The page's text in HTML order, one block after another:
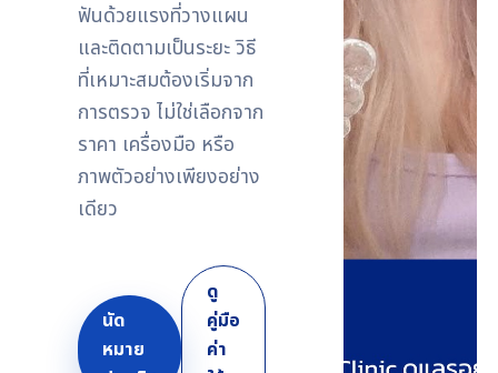
ฟันด้วยแรงที่วางแผน
และติดตามเป็นระยะ วิธี
ที่เหมาะสมต้องเริ่มจาก
การตรวจ ไม่ใช่เลือกจาก
ราคา เครื่องมือ หรือ
ภาพตัวอย่างเพียงอย่าง
เดียว
นัด
หมาย
ดู
คู่มือ
ค่า